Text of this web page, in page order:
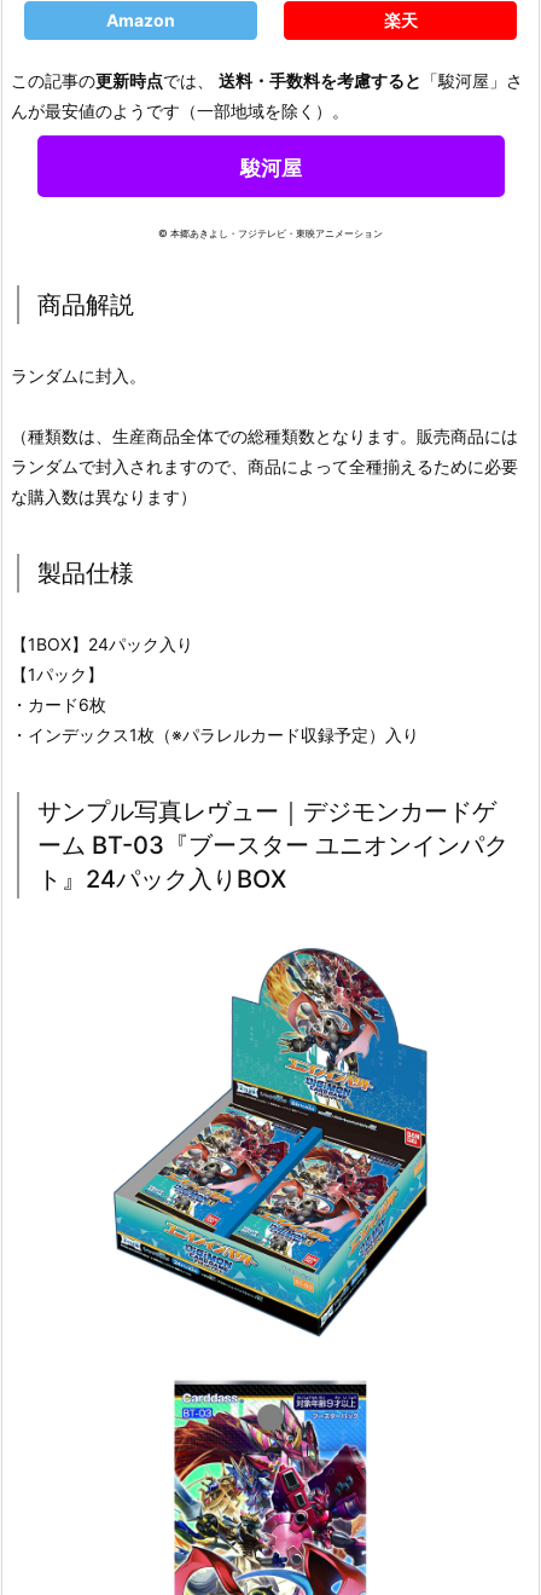
Amazon 楽天
この記事の更新時点では、 送料・手数料を考慮すると 「駿河屋」さ
んが最安値のようです（一部地域を除く）。
駿河屋
© 本郷あきよし・フジテレビ・東映アニメーション
商品解説
ランダムに封入。
（種類数は、生産商品全体での総種類数となります。販売商品には
ランダムで封入されますので、商品によって全種揃えるために必要
な購入数は異なります）
製品仕様
【1BOX】24パック入り
【1パック】
・カード6枚
・インデックス1枚（※パラレルカード収録予定）入り
サンプル写真レヴュー｜デジモンカードゲ
ーム BT-03『ブースター ユニオンインパク
ト』24パック入りBOX